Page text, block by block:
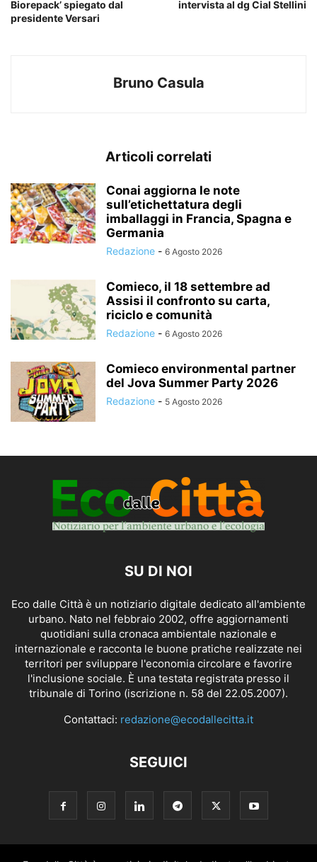
Biorepack’ spiegato dal
presidente Versari
intervista al dg Cial Stellini
Bruno Casula
Articoli correlati
Conai aggiorna le note
sull’etichettatura degli
imballaggi in Francia, Spagna e
Germania
Redazione - 6 Agosto 2026
Comieco, il 18 settembre ad
Assisi il confronto su carta,
riciclo e comunità
Redazione - 6 Agosto 2026
Comieco environmental partner
del Jova Summer Party 2026
Redazione - 5 Agosto 2026
SU DI NOI
Eco dalle Città è un notiziario digitale dedicato all'ambiente
urbano. Nato nel febbraio 2002, offre aggiornamenti
quotidiani sulla cronaca ambientale nazionale e
internazionale e racconta le buone pratiche realizzate nei
territori per sviluppare l'economia circolare e favorire
l'inclusione sociale. È una testata registrata presso il
tribunale di Torino (iscrizione n. 58 del 22.05.2007).
Contattaci: redazione@ecodallecitta.it
SEGUICI